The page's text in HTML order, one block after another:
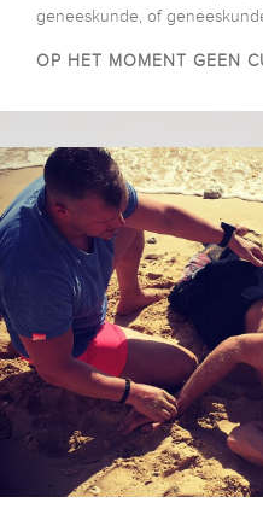
geneeskunde, of
OP HET MOMENT GEEN